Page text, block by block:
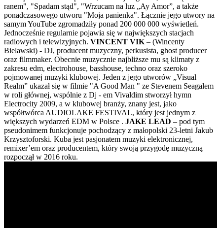
ranem", "Spadam stąd", "Wrzucam na luz „Ay Amor”, a także
ponadczasowego utworu "Moja panienka". Łącznie jego utwory na
samym YouTube zgromadziły ponad 200 000 000 wyświetleń.
Jednocześnie regularnie pojawia się w największych stacjach
radiowych i telewizyjnych. VINCENT VIK – (Wincenty
Bielawski) - DJ, producent muzyczny, perkusista, ghost producer
oraz filmmaker. Obecnie muzycznie najbliższe mu są klimaty z
zakresu edm, electrohouse, basshouse, techno oraz szeroko
pojmowanej muzyki klubowej. Jeden z jego utworów „Visual
Realm” ukazał się w filmie "A Good Man " ze Stevenem Seagalem
w roli głównej, wspólnie z Dj - em Vivaldim stworzył hymn
Electrocity 2009, a w klubowej branży, znany jest, jako
współtwórca AUDIOLAKE FESTIVAL, który jest jednym z
większych wydarzeń EDM w Polsce . JAKE LEAD – pod tym
pseudonimem funkcjonuje pochodzący z małopolski 23-letni Jakub
Krzysztoforski. Kuba jest pasjonatem muzyki elektronicznej,
remixer’em oraz producentem, który swoją przygodę muzyczną
rozpoczął w 2016 roku.